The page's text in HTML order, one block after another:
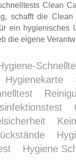
Clean
schafft die
ein
die eigene
Hygienekarte
Hygiene